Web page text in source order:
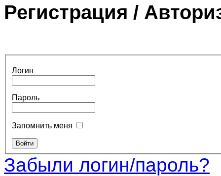
Регистрация /
Логин
Пароль
Запомнить меня
Забыли логин/пароль?